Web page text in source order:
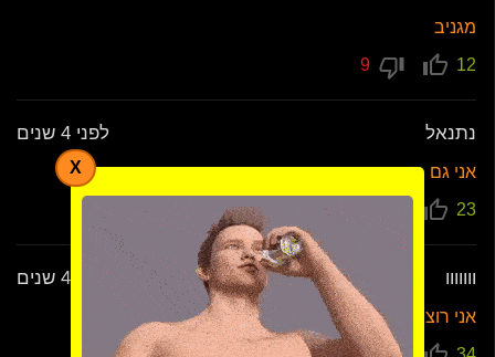
מגניב
12
נתנאל לפני 4 שנים
אני גם
23
ווווווו לפני 4 שנים
אני רוצה לעשות את זה
X